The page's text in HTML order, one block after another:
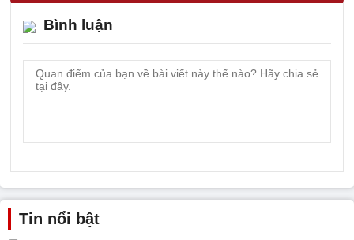
Bình luận
Tin nổi bật